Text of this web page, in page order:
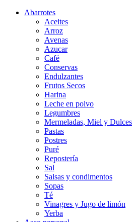
Abarrotes
Aceites
Arroz
Avenas
Azucar
Café
Conservas
Endulzantes
Frutos Secos
Harina
Leche en polvo
Legumbres
Mermeladas, Miel y Dulces
Pastas
Postres
Puré
Repostería
Sal
Salsas y condimentos
Sopas
Té
Vinagres y Jugo de limón
Yerba